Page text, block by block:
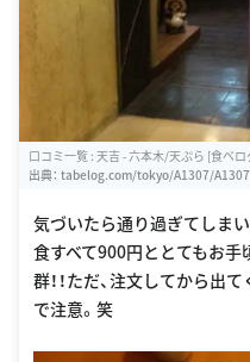
口コミ一覧 : 天吉 - 六本木/天ぷら [食べロ
出典： tabelog.com/tokyo/A1307/
気づいたら通り過ぎてしま
食すべて900円ととてもお手
群！！ただ、注文してから出
で注意。笑